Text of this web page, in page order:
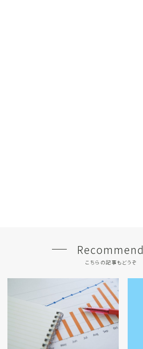
Recommend
こちらの記事もどうぞ